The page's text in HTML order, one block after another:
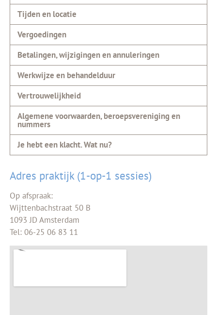
Tijden en locatie
Vergoedingen
Betalingen, wijzigingen en annuleringen
Werkwijze en behandelduur
Vertrouwelijkheid
Algemene voorwaarden, beroepsvereniging en
nummers
Je hebt een klacht. Wat nu?
Adres praktijk (1-op-1 sessies)
Op afspraak:
Wijttenbachstraat 50 B
1093 JD Amsterdam
Tel: 06-25 06 83 11